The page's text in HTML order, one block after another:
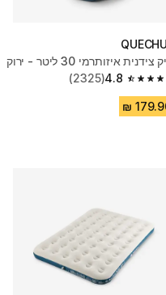
צידנית איזותרמי 30 ליטר - ירוק
4.8
4.8 out of 5
(2325)